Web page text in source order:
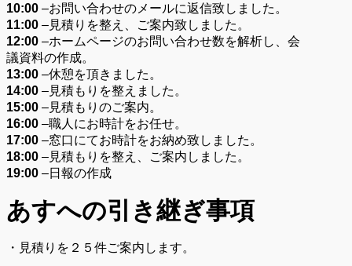
10:00 –お問い合わせのメールに返信致しました。
11:00 –見積りを整え、ご案内致しました。
12:00 –ホームページのお問い合わせ数を解析し、会
議資料の作成。
13:00 –休憩を頂きました。
14:00 –見積もりを整えました。
15:00 –見積もりのご案内。
16:00 –職人にお時計をお任せ。
17:00 –窓口にてお時計をお納め致しました。
18:00 –見積もりを整え、ご案内しました。
19:00 –日報の作成
あすへの引き継ぎ事項
・見積りを２５件ご案内します。